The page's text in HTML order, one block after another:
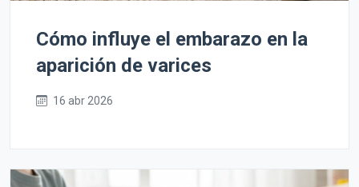
Cómo influye el embarazo en la
aparición de varices
16 abr 2026